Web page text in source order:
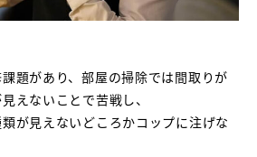
題があり、部屋の掃除では間取りが
えないことで苦戦し、
が見えないどころかコップに注げな